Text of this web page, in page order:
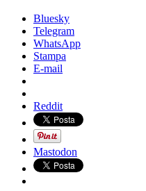
Bluesky
Telegram
WhatsApp
Stampa
E-mail
Reddit
Mastodon